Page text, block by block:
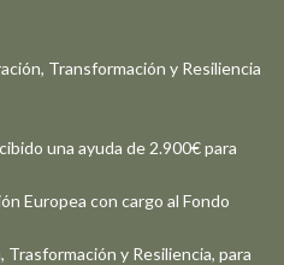
Transformación y Resiliencia
una ayuda de 2.900€ para
Europea con cargo al Fondo
y Resiliencia, para